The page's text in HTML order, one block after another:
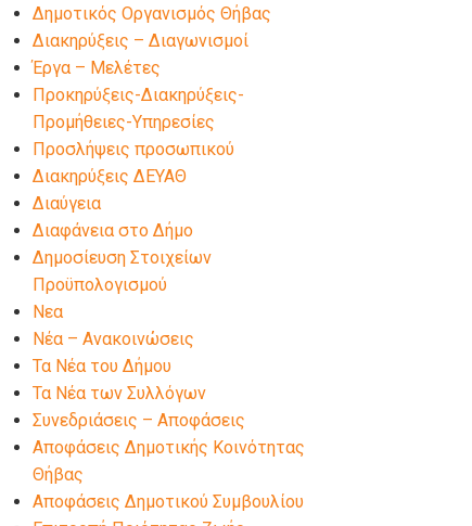
Δημοτικός Οργανισμός Θήβας
Διακηρύξεις – Διαγωνισμοί
Έργα – Μελέτες
Προκηρύξεις-Διακηρύξεις-
Προμήθειες-Υπηρεσίες
Προσλήψεις προσωπικού
Διακηρύξεις ΔΕΥΑΘ
Διαύγεια
Διαφάνεια στο Δήμο
Δημοσίευση Στοιχείων
Προϋπολογισμού
Νεα
Νέα – Ανακοινώσεις
Τα Νέα του Δήμου
Τα Νέα των Συλλόγων
Συνεδριάσεις – Αποφάσεις
Αποφάσεις Δημοτικής Κοινότητας
Θήβας
Αποφάσεις Δημοτικού Συμβουλίου